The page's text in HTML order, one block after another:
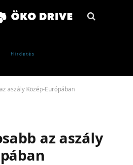
aszály Közép-Európában
az aszály